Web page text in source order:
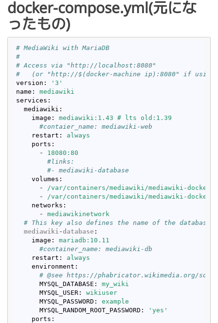
docker-compose.yml(元にな
ったもの)
# MediaWiki with MariaDB
#
# Access via "http://localhost:8080"
#   (or "http://$(docker-machine ip):8080" if using
version :
'3'
name : mediawiki
services :
mediawiki :
image : mediawiki:1.43 # lts old:1.39
      #contaier_name: mediawiki-web
restart : always
ports :
-
18080:80
        #links:
        #- mediawiki-database
volumes :
-
/var/containers/mediawiki/mediawiki-docker-
-
/var/containers/mediawiki/mediawiki-docker-
networks :
-
mediawikinetwork
# This key also defines the name of the database
mediawiki-database:
image : mariadb:10.11
      #container_name: mediawiki-db
restart : always
environment :
# @see https://phabricator.wikimedia.org/
MYSQL_DATABASE : my_wiki
MYSQL_USER: wikiuser
MYSQL_PASSWORD : example
MYSQL_RANDOM_ROOT_PASSWORD :
'yes'
ports :